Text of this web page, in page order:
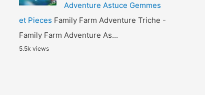
Adventure Astuce Gemmes
et Pieces Family Farm Adventure Triche -
Family Farm Adventure As...
5.5k views